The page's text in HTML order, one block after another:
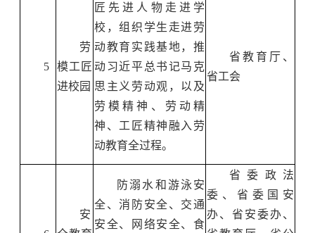
5
劳
模工匠
进校园
匠先进人物走进学
校，组织学生走进劳
动教育实践基地，推
动习近平总书记马克
思主义劳动观，以及
劳模精神、劳动精
神、工匠精神融入劳
动教育全过程。
省教育厅、
省工会
安
防溺水和游泳安
全、消防安全、交通
安全、网络安全、食
省委政法
委、省委国安
办、省安委办、